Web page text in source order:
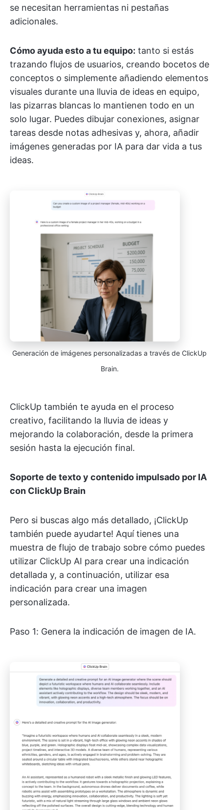
se necesitan herramientas ni pestañas
adicionales.
Cómo ayuda esto a tu equipo: tanto si estás
trazando flujos de usuarios, creando bocetos de
conceptos o simplemente añadiendo elementos
visuales durante una lluvia de ideas en equipo,
las pizarras blancas lo mantienen todo en un
solo lugar. Puedes dibujar conexiones, asignar
tareas desde notas adhesivas y, ahora, añadir
imágenes generadas por IA para dar vida a tus
ideas.
Generación de imágenes personalizadas a través de ClickUp
Brain.
ClickUp también te ayuda en el proceso
creativo, facilitando la lluvia de ideas y
mejorando la colaboración, desde la primera
sesión hasta la ejecución final.
Soporte de texto y contenido impulsado por IA
con ClickUp Brain
Pero si buscas algo más detallado, ¡ClickUp
también puede ayudarte! Aquí tienes una
muestra de flujo de trabajo sobre cómo puedes
utilizar ClickUp AI para crear una indicación
detallada y, a continuación, utilizar esa
indicación para crear una imagen
personalizada.
Paso 1: Genera la indicación de imagen de IA.